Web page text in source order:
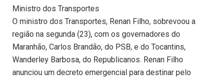
Ministro dos Transportes
O ministro dos Transportes, Renan Filho, sobrevoou a
região na segunda (23), com os governadores do
Maranhão, Carlos Brandão, do PSB, e do Tocantins,
Wanderley Barbosa, do Republicanos. Renan Filho
anunciou um decreto emergencial para destinar pelo